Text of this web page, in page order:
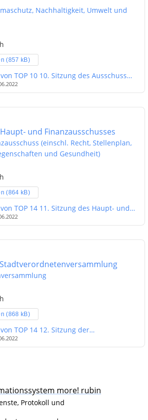
Nachhaltigkeit, Umwelt und
TOP-Mappe öffnen (857 kB)
TOP 10 10. Sitzung des Ausschusses
und Nachhaltigkeit
und Finanzausschusses
(einschl. Recht, Stellenplan,
und Gesundheit)
TOP-Mappe öffnen (864 kB)
TOP 14 11. Sitzung des Haupt- und
TOP-Mappe öffnen (868 kB)
TOP 14 12. Sitzung der
more! rubin
Protokoll und